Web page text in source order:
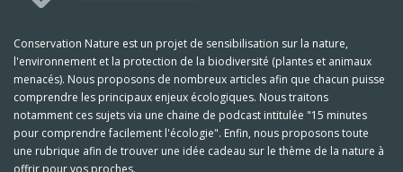
Conservation Nature est un projet de sensibilisation sur la nature,
l'environnement et la protection de la biodiversité (plantes et animaux
menacés). Nous proposons de nombreux articles afin que chacun puisse
comprendre les principaux enjeux écologiques. Nous traitons
notamment ces sujets via une chaine de podcast intitulée "15 minutes
pour comprendre facilement l'écologie". Enfin, nous proposons toute
une rubrique afin de trouver une idée cadeau sur le thème de la nature à
offrir pour vos proches.